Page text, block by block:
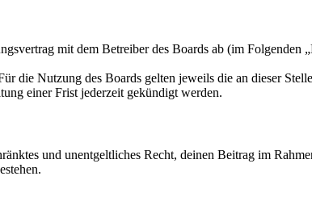
mit dem Betreiber des Boards ab (im Folgenden
die Nutzung des Boards gelten jeweils die an dieser
einer Frist jederzeit gekündigt werden.
und unentgeltliches Recht, deinen Beitrag im